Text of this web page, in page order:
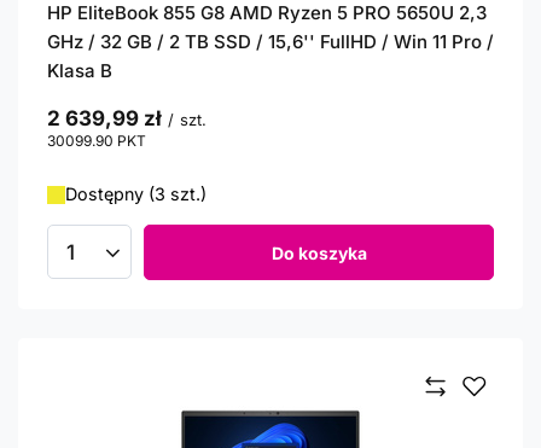
HP EliteBook 855 G8 AMD Ryzen 5 PRO 5650U 2,3
GHz / 32 GB / 2 TB SSD / 15,6'' FullHD / Win 11 Pro /
Klasa B
2 639,99 zł / szt.
30099.90 PKT
Dostępny (3 szt.)
Ilość produktów Do koszyka